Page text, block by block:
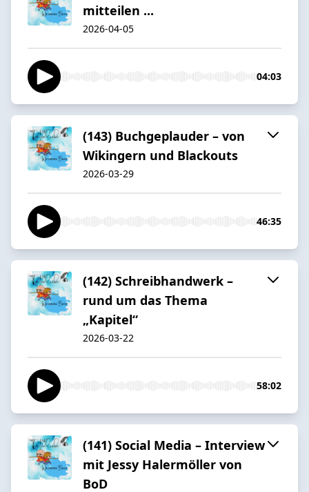
mitteilen ...
2026-04-05
04:03
(143) Buchgeplauder – von
Wikingern und Blackouts
2026-03-29
46:35
(142) Schreibhandwerk –
rund um das Thema
„Kapitel“
2026-03-22
58:02
(141) Social Media – Interview
mit Jessy Halermöller von
BoD